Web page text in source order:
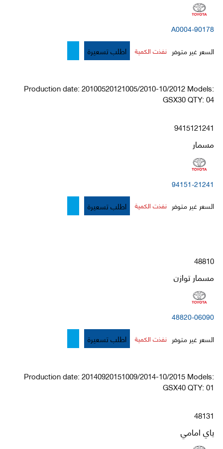
90178-A0004
السعر غير متوفر نفذت الكمية اطلب تسعيرة
Production date: 20100520121005/2010-10/2012 Models:
GSX30 QTY: 04
9415121241
مسمار
94151-21241
السعر غير متوفر نفذت الكمية اطلب تسعيرة
48810
مسمار توازن
48820-06090
السعر غير متوفر نفذت الكمية اطلب تسعيرة
Production date: 20140920151009/2014-10/2015 Models:
GSX40 QTY: 01
48131
ياي امامي